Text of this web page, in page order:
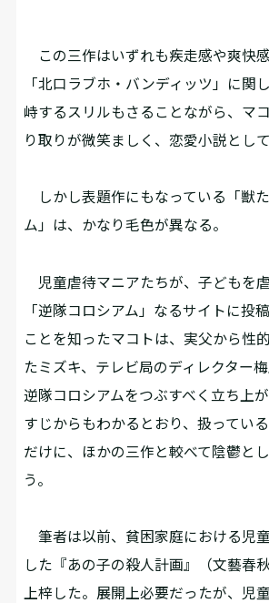
この三作はいずれも疾走感や爽快感
「北口ラブホ・バンディッツ」に関
峙するスリルもさることながら、マ
り取りが微笑ましく、恋愛小説とし
しかし表題作にもなっている「獣
ム」は、かなり毛色が異なる。
児童虐待マニアたちが、子どもを
「逆隊コロシアム」なるサイトに投
ことを知ったマコトは、実父から性
たミズキ、テレビ局のディレクター梅
逆隊コロシアムをつぶすべく立ち上
すじからもわかるとおり、扱ってい
だけに、ほかの三作と較べて陰鬱と
う。
筆者は以前、貧困家庭における児
した『あの子の殺人計画』（文藝春
上梓した。展開上必要だったが、児